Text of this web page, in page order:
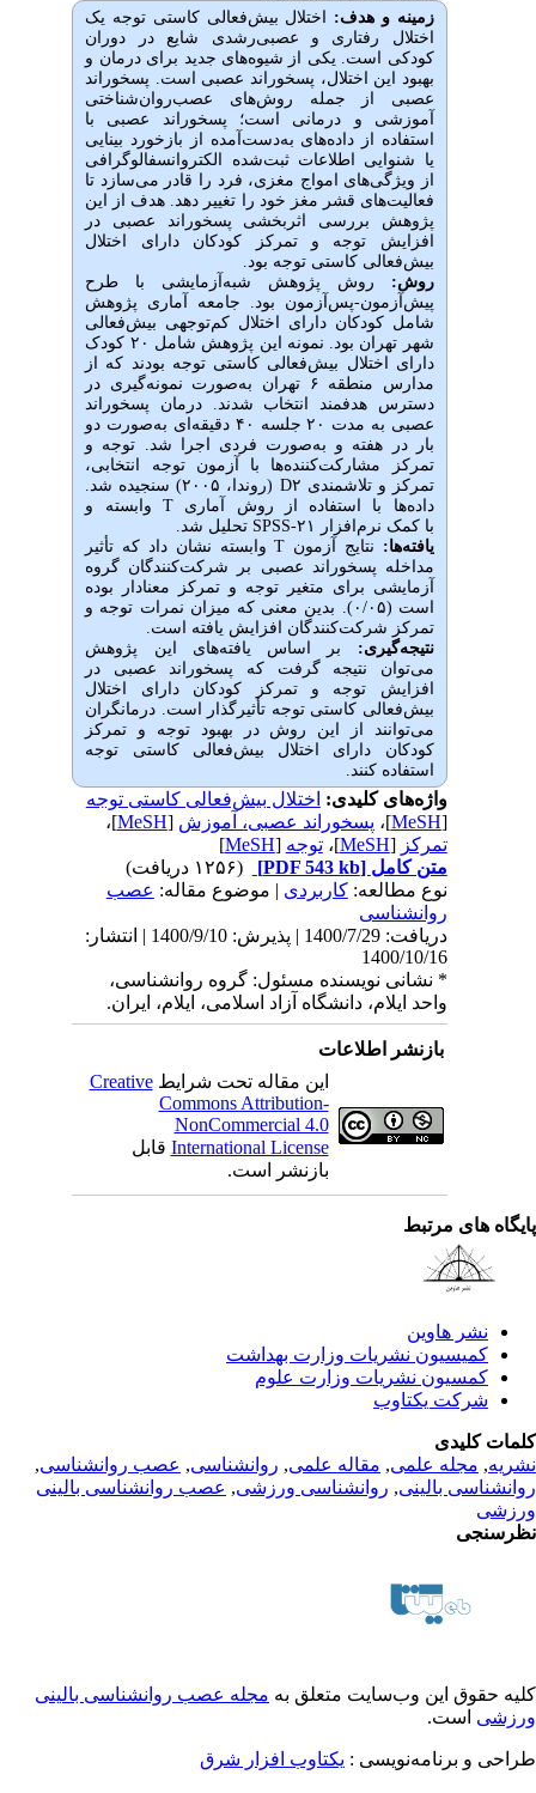
زمینه و هدف:اختلال بیش‌فعالی کاستی توجه یک
اختلال رفتاری و عصبی‌رشدی شایع در دوران
کودکی است.یکی از شیوههای جدید برای درمان و
بهبود این اختلال، پسخوراند عصبی است. پسخوراند
عصبی از جمله روشهای عصب‌روان‌شناختی
آموزشی و درمانی است؛ پسخوراند عصبی با
استفاده از داده‌های به‌دست‌آمده از بازخورد بینایی
یا شنوایی اطلاعات ثبت‌شده الکتروانسفالوگرافی
از ویژگی‌های امواج مغزی، فرد را قادر می‌سازد تا
فعالیت‌های قشر مغز خود را تغییر دهد. هدف از این
پژوهش بررسی اثربخشی پسخوراند عصبی در
افزایش توجه و تمرکز کودکان دارای اختلال
بیش‌فعالی کاستی توجه بود.
روش:
روش پژوهش شبه‌آزمایشی با طرح
پیشآزمون-پسآزمون بود. جامعه آماری پژوهش
شامل کودکان دارای اختلال کم‌توجهی بیشفعالی
شهر تهران بود. نمونه این پژوهش شامل ۲۰ کودک
دارای اختلال بیش‌فعالی کاستی توجه بودند که از
مدارس منطقه ۶ تهران به‌صورت نمونه‌گیری در
دسترس هدفمند انتخاب شدند. درمان پسخوراند
عصبی به مدت ۲۰ جلسه ۴۰ دقیقه‌ای به‌صورت دو
بار در هفته و به‌صورت فردی اجرا شد. توجه و
تمرکز مشارکتکنندهها با آزمون توجه انتخابی،
تمرکز و تلاشمندی D۲ (روندا، ۲۰۰۵) سنجیده شد.
دادهها با استفاده از روش آماریT
وابسته و
با کمک نرم‌افزارSPSS-۲۱تحلیل شد.
یافته‌ها:
نتایج آزمون T وابسته نشان داد که تأثیر
مداخله پسخوراند عصبی بر شرکت‌کنندگان گروه
آزمایشی برای متغیر توجه و تمرکز معنادار بوده
است (۰/۰۵). بدین معنی که میزان نمرات توجه و
تمرکز شرکت‌کنندگان افزایش یافته است.
نتیجه‌گیری:
بر اساس یافتههای این پژوهش
میتوان نتیجه گرفت که پسخوراند عصبی در
افزایش توجه و تمرکز کودکان دارای اختلال
بیش‌فعالی کاستی توجه تأثیرگذار است. درمانگران
می‌توانند از این روش در بهبود توجه و تمرکز
کودکان دارای اختلال بیش‌فعالی کاستی توجه
استفاده کنند.
واژه‌های کلیدی:اختلال بیش‌فعالی کاستی توجه
MeSH]،پسخوراند عصبی، آموزش[
MeSH]،
تمرکز[
MeSH]،توجه[
MeSH
]
متن کامل[PDF 543 kb]
نوع مطالعه:كاربردی| موضوع مقاله:عصب
روانشناسی
دریافت: 1400/7/29 | پذیرش: 1400/9/10 | انتشار:
1400/10/16
* نشانی نویسنده مسئول: گروه روانشناسی،
واحد ایلام، دانشگاه آزاد اسلامی، ایلام، ایران.
بازنشر اطلاعات
این مقاله تحت شرایطCreative
Commons Attribution-
NonCommercial 4.0
International Licenseقابل
بازنشر است.
های مرتبط
نشر هاوین
کمیسیون نشریات وزارت بهداشت
کمسیون نشریات وزارت علوم
شرکت یکتاوب
کلیدی
,مجله علمی, مقاله علمی, روانشناسی, عصب روانشناسی,
بالینی, روانشناسی ورزشی, عصب روانشناسی بالینی
حقوق این وب‌سایت متعلق بهمجله عصب روانشناسی بالینی
است.
و برنامه‌نویسی : یکتاوب افزار شرق